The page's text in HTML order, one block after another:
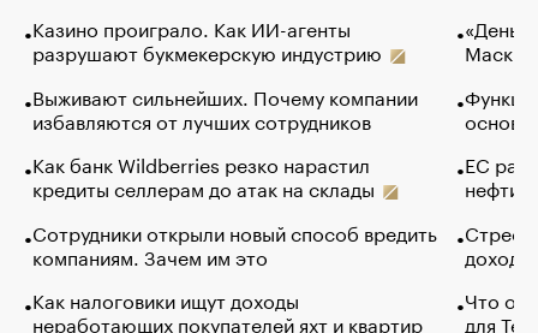
Казино проиграло. Как ИИ-агенты
разрушают букмекерскую индустрию
Выживают сильнейших. Почему компании
избавляются от лучших сотрудников
Как банк Wildberries резко нарастил
кредиты селлерам до атак на склады
Сотрудники открыли новый способ вредить
компаниям. Зачем им это
Как налоговики ищут доходы
неработающих покупателей яхт и квартир
Маск в
основ
ЕС
нефти
Что
для